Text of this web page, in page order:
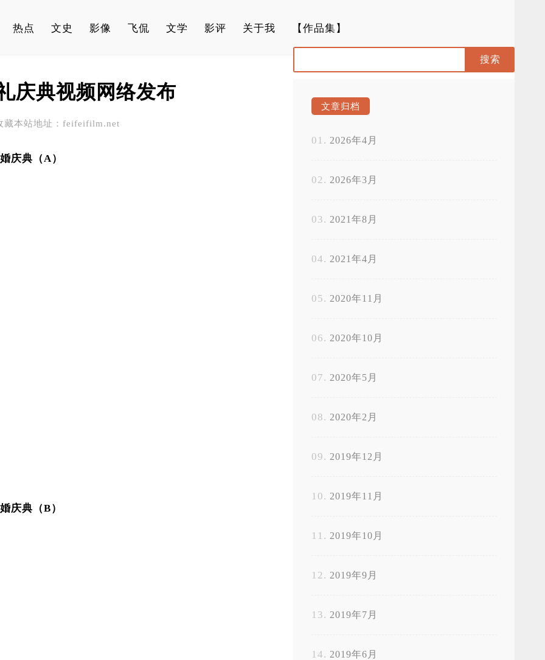
热点 文史 影像 飞侃 文学 影评 关于我 【作品集】
文章归档
2026年4月
2026年3月
2021年8月
2021年4月
2020年11月
2020年10月
2020年5月
2020年2月
2019年12月
2019年11月
2019年10月
2019年9月
2019年7月
2019年6月
庆典视频网络发布
藏本站地址：feifeifilm.net
庆典（A）
庆典（B）